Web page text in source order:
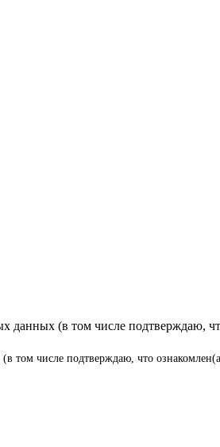
данных (в том числе подтверждаю,
том числе подтверждаю, что